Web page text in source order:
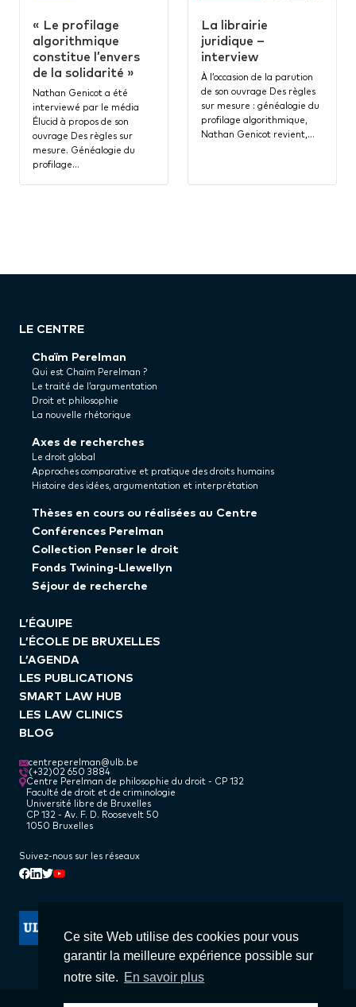
Ce site Web utilise des cookies pour vous
garantir la meilleure expérience possible sur
notre site. En savoir plus
« Le profilage
algorithmique
constitue l’envers
de la solidarité »
Nathan Genicot a été
interviewé par le média
Élucid à propos de son
ouvrage Des règles sur
mesure. Généalogie du
profilage…
La librairie
juridique –
interview
À l’occasion de la parution
de son ouvrage Des règles
sur mesure : généalogie du
profilage algorithmique,
Nathan Genicot revient,…
LE CENTRE
Chaïm Perelman
Qui est Chaïm Perelman ?
Le traité de l’argumentation
Droit et philosophie
La nouvelle rhétorique
Axes de recherches
Le droit global
Approches comparative et pratique des droits humains
Histoire des idées, argumentation et interprétation
Thèses en cours ou réalisées au Centre
Conférences Perelman
Collection Penser le droit
Fonds Twining-Llewellyn
Séjour de recherche
L’ÉQUIPE
L’ÉCOLE DE BRUXELLES
L’AGENDA
LES PUBLICATIONS
SMART LAW HUB
LES LAW CLINICS
BLOG
centreperelman@ulb.be
(+32)02 650 3884
Centre Perelman de philosophie du droit - CP 132
Faculté de droit et de criminologie
Université libre de Bruxelles
CP 132 - Av. F. D. Roosevelt 50
1050 Bruxelles
Suivez-nous sur les réseaux
Facebook
Linkedin
Twitter
Youtube